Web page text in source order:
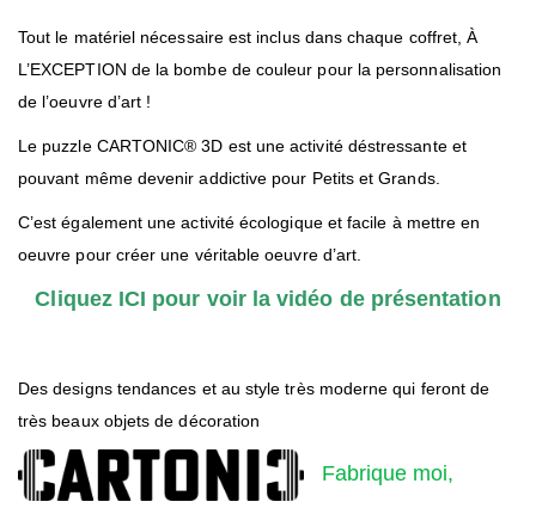
Tout le matériel nécessaire est inclus dans chaque coffret, À
L’EXCEPTION de la bombe de couleur pour la personnalisation
de l’oeuvre d’art !
Le puzzle CARTONIC® 3D est une activité déstressante et
pouvant même devenir addictive pour Petits et Grands.
C’est également une activité écologique et facile à mettre en
oeuvre pour créer une véritable oeuvre d’art.
Cliquez ICI pour voir la vidéo de présentation
Des designs tendances et au style très moderne qui feront de
très beaux objets de décoration
Fabrique moi,